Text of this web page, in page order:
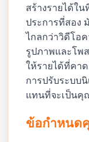
สร้างรายได้ใ
ประการที่สอง
ไกลกว่าวิดีโอ
รูปภาพและโพ
ให้รายได้ที่คา
การปรับระบบ
แทนที่จะเป็น
ข้อกำหนด